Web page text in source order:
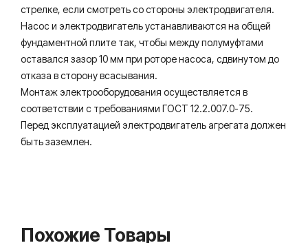
стрелке, если смотреть со стороны электродвигателя.
Насос и электродвигатель устанавливаются на общей
фундаментной плите так, чтобы между полумуфтами
оставался зазор 10 мм при роторе насоса, сдвинутом до
отказа в сторону всасывания.
Монтаж электрооборудования осуществляется в
соответствии с требованиями ГОСТ 12.2.007.0-75.
Перед эксплуатацией электродвигатель агрегата должен
быть заземлен.
Похожие Товары